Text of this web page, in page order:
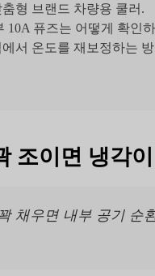
형 브랜드 차량용 쿨러.
10A 퓨즈는 어떻게 확인
서 온도를 재보정하는
조이면 냉각
채우면 내부 공기 순